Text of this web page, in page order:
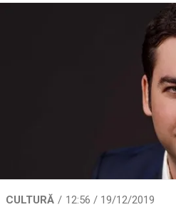
CULTURĂ 12:56 / 19/12/2019